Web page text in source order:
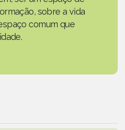
sobre a vida
comum que